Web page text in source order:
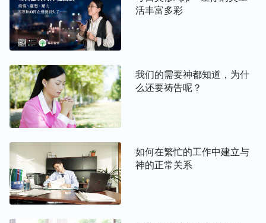
延伸阅读：
做诚实人与神相交必须解决的五个问题 （一）
做诚实人与神相交必须解决的五个问题 （二）
做诚实人与神相交必须解决的五个问题 （五）
活丰富多彩
我们的需要神都知道，为什
么还要祷告呢？
如何在繁忙的工作中建立与
神的正常关系